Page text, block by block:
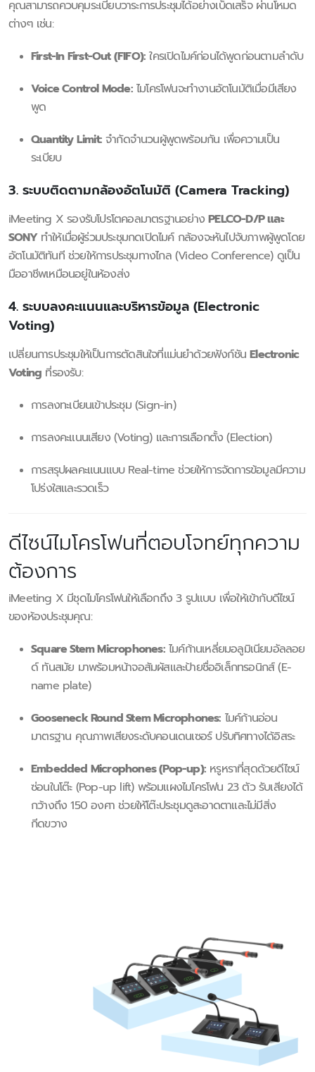
คุณสามารถควบคุมระเบียบวาระการประชุมได้อย่างเบ็ดเสร็จ ผ่านโหมด
ต่างๆ เช่น:
First-In First-Out (FIFO): ใครเปิดไมค์ก่อนได้พูดก่อนตามลำดับ
Voice Control Mode:ไมโครโฟนจะทำงานอัตโนมัติเมื่อมีเสียง
พูด
Quantity Limit: จำกัดจำนวนผู้พูดพร้อมกัน เพื่อความเป็น
ระเบียบ
3. ระบบติดตามกล้องอัตโนมัติ (Camera Tracking)
iMeeting X รองรับโปรโตคอลมาตรฐานอย่างPELCO-D/P และ
SONYทำให้เมื่อผู้ร่วมประชุมกดเปิดไมค์ กล้องจะหันไปจับภาพผู้พูดโดย
อัตโนมัติทันที ช่วยให้การประชุมทางไกล (Video Conference) ดูเป็น
มืออาชีพเหมือนอยู่ในห้องส่ง
4. ระบบลงคะแนนและบริหารข้อมูล (Electronic
Voting)
เปลี่ยนการประชุมให้เป็นการตัดสินใจที่แม่นยำด้วยฟังก์ชันElectronic
Voting ที่รองรับ:
การลงทะเบียนเข้าประชุม (Sign-in)
การลงคะแนนเสียง (Voting) และการเลือกตั้ง (Election)
การสรุปผลคะแนนแบบ Real-time ช่วยให้การจัดการข้อมูลมีความ
โปร่งใสและรวดเร็ว
ดีไซน์ไมโครโฟนที่ตอบโจทย์ทุกความ
ต้องการ
iMeeting X มีชุดไมโครโฟนให้เลือกถึง 3 รูปแบบ เพื่อให้เข้ากับดีไซน์
ของห้องประชุมคุณ:
Square Stem Microphones:ไมค์ก้านเหลี่ยมอลูมิเนียมอัลลอย
ด์ ทันสมัย มาพร้อมหน้าจอสัมผัสและป้ายชื่ออิเล็กทรอนิกส์ (E-
name plate)
Gooseneck Round Stem Microphones: ไมค์ก้านอ่อน
มาตรฐาน คุณภาพเสียงระดับคอนเดนเซอร์ ปรับทิศทางได้อิสระ
Embedded Microphones (Pop-up): หรูหราที่สุดด้วยดีไซน์
ซ่อนในโต๊ะ (Pop-up lift) พร้อมแผงไมโครโฟน 23 ตัว รับเสียงได้
กว้างถึง 150 องศา ช่วยให้โต๊ะประชุมดูสะอาดตาและไม่มีสิ่ง
กีดขวาง